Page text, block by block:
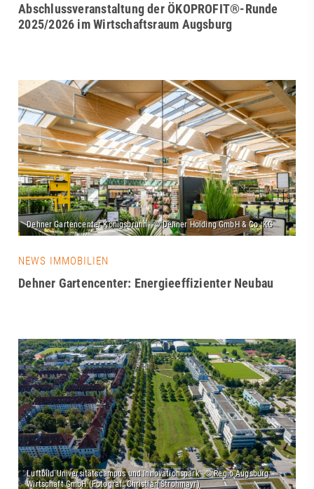
Abschlussveranstaltung der ÖKOPROFIT®-Runde
2025/2026 im Wirtschaftsraum Augsburg
NEWS IMMOBILIEN
Dehner Gartencenter: Energieeffizienter Neubau